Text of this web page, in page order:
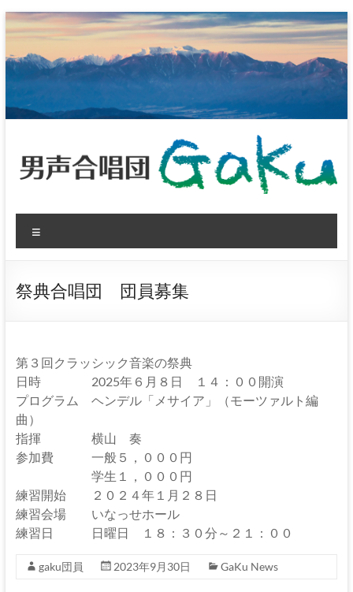
コ
ン
ン
ツ
男
声
合
唱
GaKu
上
伊
那
で
動
す
る
ニ
ー
祭典合唱団 団員募集
第３回クラッシック音楽の祭典
日時 2025年６月８日 １４：００開演
プログラム ヘンデル「メサイア」（モーツァルト編
曲）
指揮 横山 奏
参加費 一般５，０００円
学生１，０００円
練習開始 ２０２４年１月２８日
練習会場 いなっせホール
練習日 日曜日 １８：３０分～２１：００
gaku団員 2023年9月30日 GaKu News